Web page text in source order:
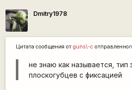
Dmitry1978
Цитата сообщения от guns\-c
не знаю как называется, тип
плоскогубцев с фиксацией